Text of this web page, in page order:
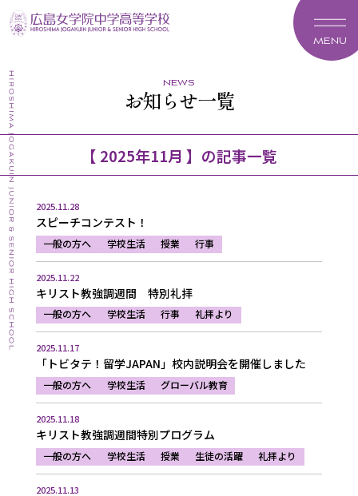
MENU
news
お知らせ一覧
【 2025年11月 】の記事一覧
2025.11.28
スピーチコンテスト！
一般の方へ 学校生活 授業 行事
2025.11.22
キリスト教強調週間 特別礼拝
一般の方へ 学校生活 行事 礼拝より
2025.11.17
「トビタテ！留学JAPAN」校内説明会を開催しました
一般の方へ 学校生活 グローバル教育
2025.11.18
キリスト教強調週間特別プログラム
一般の方へ 学校生活 授業 生徒の活躍 礼拝より
2025.11.13